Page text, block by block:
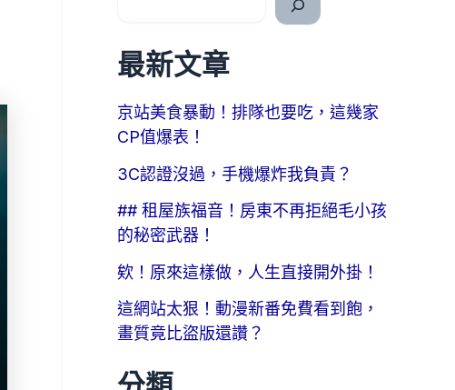
最新文章
京站美食暴動！排隊也要吃，這幾家
CP值爆表！
3C認證沒過，手機爆炸我負責？
## 租屋族福音！房東不再拒絕毛小孩
的秘密武器！
欸！原來這樣做，人生直接開外掛！
這網站太狠！動漫新番免費看到飽，
畫質竟比盜版還讚？